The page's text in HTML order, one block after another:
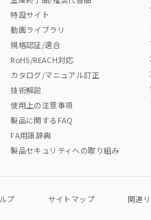
特設サイト
動画ライブラリ
規格認証/適合
RoHS/REACH対応
カタログ/マニュアル訂正
技術解説
使用上の注意事項
製品に関するFAQ
FA用語辞典
製品セキュリティへの取り組み
プ サイトマップ 関連